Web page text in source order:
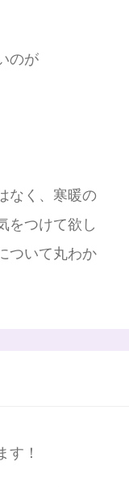
のが
なく、寒暖の
をつけて欲し
ついて丸わか
す！